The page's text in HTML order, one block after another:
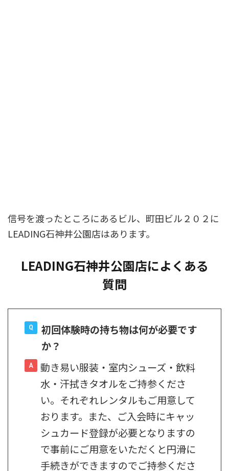
信号を渡ったところにあるビル、町田ビル２０２に
LEADING石神井公園店はあります。
LEADING石神井公園店によくある
質問
初回体験時の持ち物は何が必要です
か？
動き易い服装・室内シューズ・飲料
水・汗拭きタオルをご持参くださ
い。それぞれレンタルもご用意して
おります。また、ご入会時にキャッ
シュカード登録が必要となりますの
で事前にご用意をいただくと円滑に
手続きができますのでご持参くださ